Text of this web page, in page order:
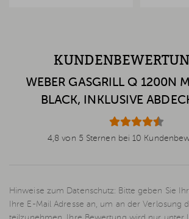
WEBER GASGRILL Q 1200N
BLACK, INKLUSIVE
4,8 von 5 Sternen bei 10
Hinweise zum Datenschutz: Bitte geben Sie
Ihre E-Mail Adresse an, um an der Verlosung